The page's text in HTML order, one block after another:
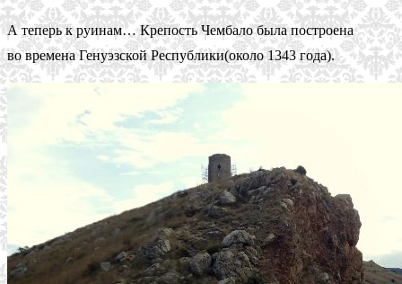
А теперь к руинам… Крепость Чембало была построена
во времена Генуэзской Республики(около 1343 года).